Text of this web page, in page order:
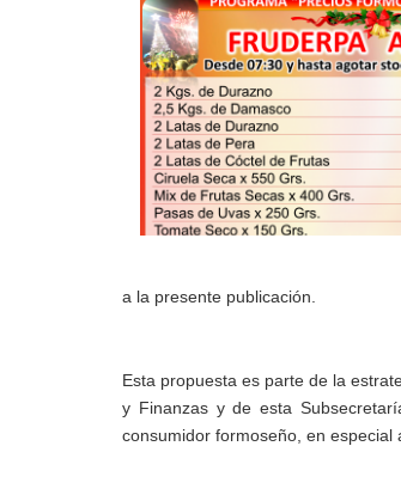
a la presente publicación.
Esta propuesta es parte de la
y Finanzas y de esta
consumidor formoseño, en